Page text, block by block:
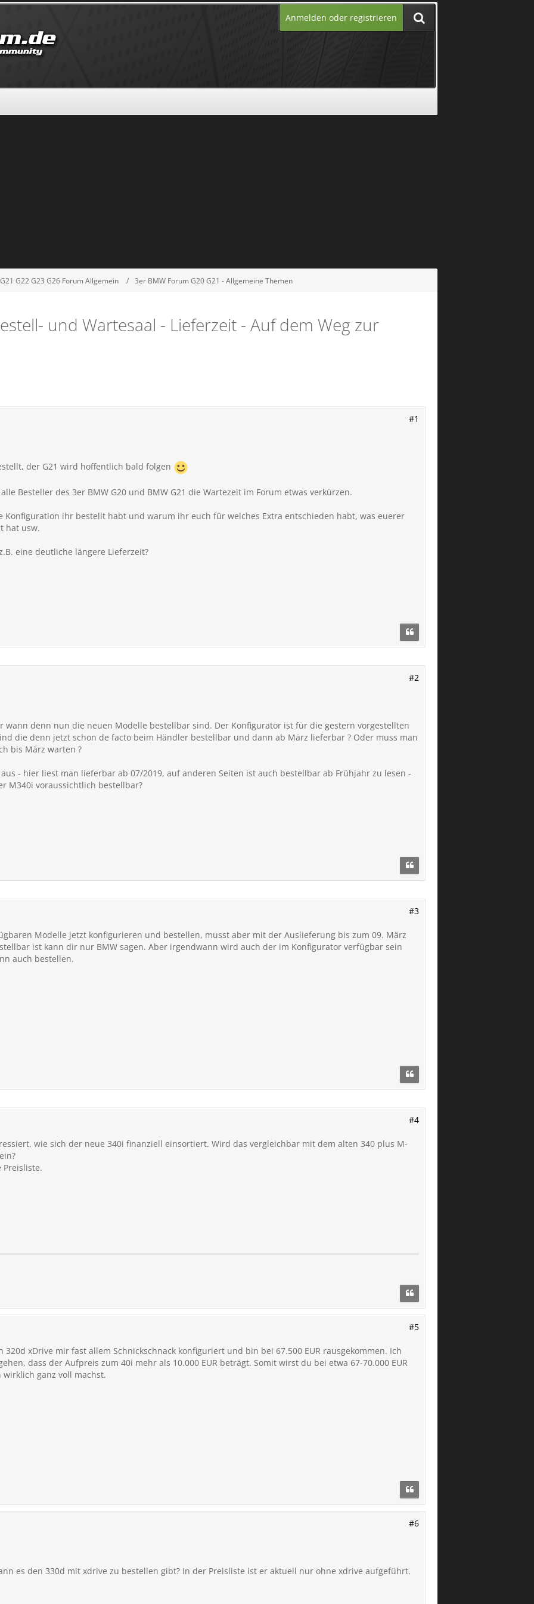
Anmelden oder registrieren
G22 G23 G26 Forum Allgemein 3er BMW Forum G20 G21 - Allgemeine Themen
und Wartesaal - Lieferzeit - Auf dem Weg zur
#1
der G21 wird hoffentlich bald folgen
Besteller des 3er BMW G20 und BMW G21 die Wartezeit im Forum etwas verkürzen.
Konfiguration ihr bestellt habt und warum ihr euch für welches Extra entschieden habt, was euerer
hat usw.
eine deutliche längere Lieferzeit?
#2
wann denn nun die neuen Modelle bestellbar sind. Der Konfigurator ist für die gestern vorgestellten
die denn jetzt schon de facto beim Händler bestellbar und dann ab März lieferbar ? Oder muss man
bis März warten ?
- hier liest man lieferbar ab 07/2019, auf anderen Seiten ist auch bestellbar ab Frühjahr zu lesen -
M340i voraussichtlich bestellbar?
#3
Modelle jetzt konfigurieren und bestellen, musst aber mit der Auslieferung bis zum 09. März
ist kann dir nur BMW sagen. Aber irgendwann wird auch der im Konfigurator verfügbar sein
auch bestellen.
#4
wie sich der neue 340i finanziell einsortiert. Wird das vergleichbar mit dem alten 340 plus M-
#5
320d xDrive mir fast allem Schnickschnack konfiguriert und bin bei 67.500 EUR rausgekommen. Ich
dass der Aufpreis zum 40i mehr als 10.000 EUR beträgt. Somit wirst du bei etwa 67-70.000 EUR
ganz voll machst.
#6
es den 330d mit xdrive zu bestellen gibt? In der Preisliste ist er aktuell nur ohne xdrive aufgeführt.